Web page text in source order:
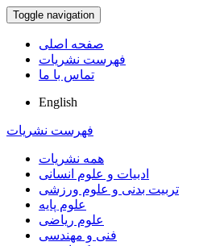
Toggle navigation
صفحه اصلی
فهرست نشریات
تماس با ما
English
فهرست نشریات
همه نشریات
ادبیات و علوم انسانی
تربیت بدنی و علوم ورزشی
علوم پایه
علوم ریاضی
فنی و مهندسی